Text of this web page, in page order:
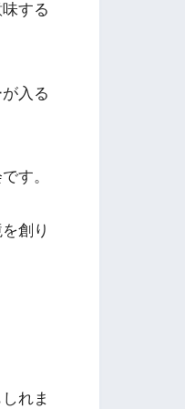
する
入る
す。
創り
れま